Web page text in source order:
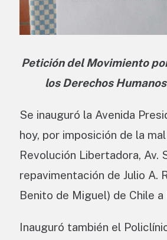
Petición del Movimiento
los Derechos
Se inauguró la Avenida
hoy, por imposición de la
Revolución Libertadora, Av.
repavimentación de Julio A.
Benito de Miguel) de Chile a
Inauguró también el